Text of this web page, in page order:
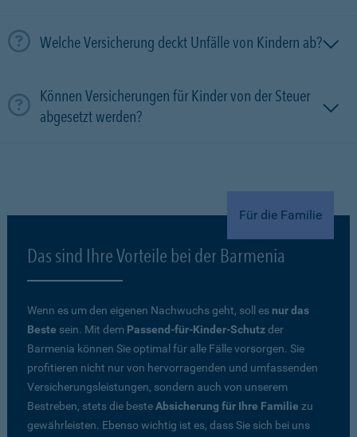
Welche Versicherung deckt Unfälle von Kindern ab?
Können Versicherungen für Kinder von der Steuer
abgesetzt werden?
Für die Familie
Das sind Ihre Vorteile bei der Barmenia
Wenn es um den eigenen Nachwuchs geht, soll es nur das
Beste sein. Mit dem Passend-für-Kinder-Schutzder
Barmenia können Sie optimal für alle Fälle vorsorgen. Sie
profitieren nicht nur von hervorragenden und umfassenden
Versicherungsleistungen, sondern auch von unserem
Bestreben, stets die besteAbsicherung für Ihre Familie zu
gewährleisten. Ebenso wichtig ist es, dass Sie sich bei uns